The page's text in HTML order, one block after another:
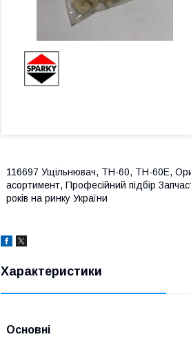
116697 Ущільнювач, TH-60, TH-60E,
асортимент, Професійний підбір
років на ринку України
Характеристики
Основні